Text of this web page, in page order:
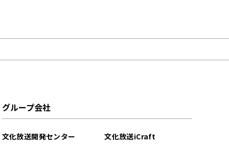
グループ会社
文化放送開発センター 文化放送iCraft